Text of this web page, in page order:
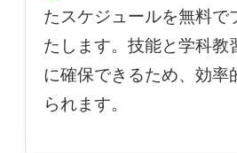
たスケジュールを無料で
たします。技能と学科教
に確保できるため、効率
られます。